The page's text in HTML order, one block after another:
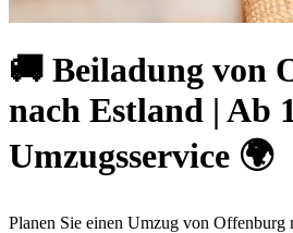
🚚 Beiladung von
nach Estland | Ab
Umzugsservice 🌍
Planen Sie einen Umzug von Offenburg